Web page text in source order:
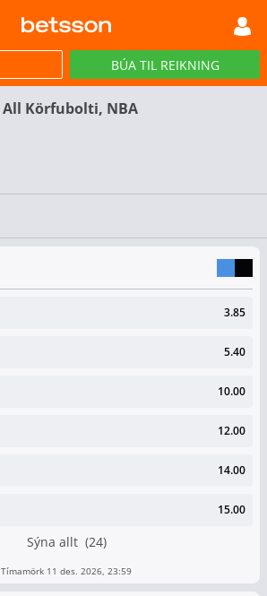
PÓKER TILBOÐ VIRTUAL
BÚA TIL REIKNING
All Körfubolti, NBA
3.85
5.40
10.00
12.00
14.00
15.00
Sýna allt (24)
Tímamörk 11 des. 2026, 23:59